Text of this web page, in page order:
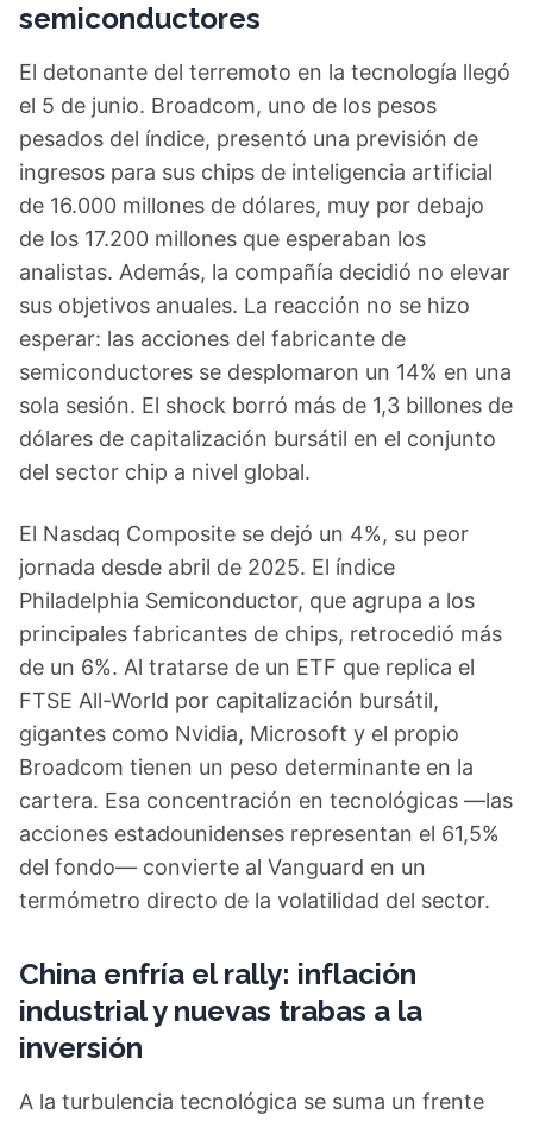
semiconductores
El detonante del terremoto en la tecnología llegó
el 5 de junio. Broadcom, uno de los pesos
pesados del índice, presentó una previsión de
ingresos para sus chips de inteligencia artificial
de 16.000 millones de dólares, muy por debajo
de los 17.200 millones que esperaban los
analistas. Además, la compañía decidió no elevar
sus objetivos anuales. La reacción no se hizo
esperar: las acciones del fabricante de
semiconductores se desplomaron un 14% en una
sola sesión. El shock borró más de 1,3 billones de
dólares de capitalización bursátil en el conjunto
del sector chip a nivel global.
El Nasdaq Composite se dejó un 4%, su peor
jornada desde abril de 2025. El índice
Philadelphia Semiconductor, que agrupa a los
principales fabricantes de chips, retrocedió más
de un 6%. Al tratarse de un ETF que replica el
FTSE All-World por capitalización bursátil,
gigantes como Nvidia, Microsoft y el propio
Broadcom tienen un peso determinante en la
cartera. Esa concentración en tecnológicas —las
acciones estadounidenses representan el 61,5%
del fondo— convierte al Vanguard en un
termómetro directo de la volatilidad del sector.
China enfría el rally: inflación
industrial y nuevas trabas a la
inversión
A la turbulencia tecnológica se suma un frente